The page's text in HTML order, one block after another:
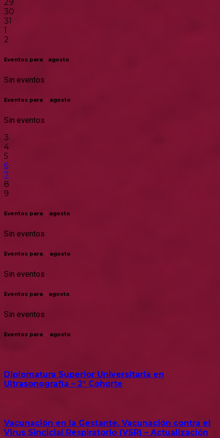
29
30
31
1
2
Eventos para agosto
Sin eventos
Eventos para agosto
Sin eventos
3
4
5
6
7
8
9
Eventos para agosto
Sin eventos
Eventos para agosto
Sin eventos
Eventos para agosto
Sin eventos
Eventos para agosto
Diplomatura Superior Universitaria en
Ultrasonografía – 2° Cohorte
Vacunación en la Gestante. Vacunación contra el
Virus Sincicial Respiratorio (VSR) – Actualización